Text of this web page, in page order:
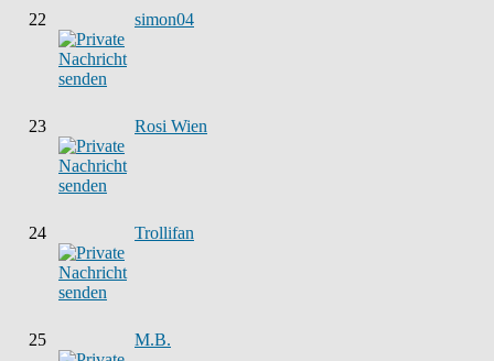
22 simon04
23 Rosi Wien
24 Trollifan
25 M.B.